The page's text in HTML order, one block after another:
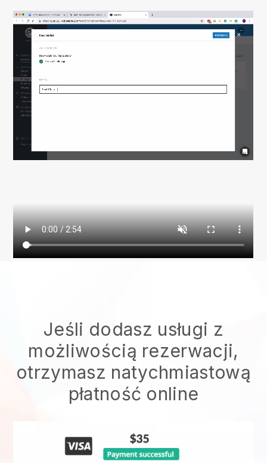
Jeśli dodasz usługi z
możliwością rezerwacji,
otrzymasz natychmiastową
płatność online